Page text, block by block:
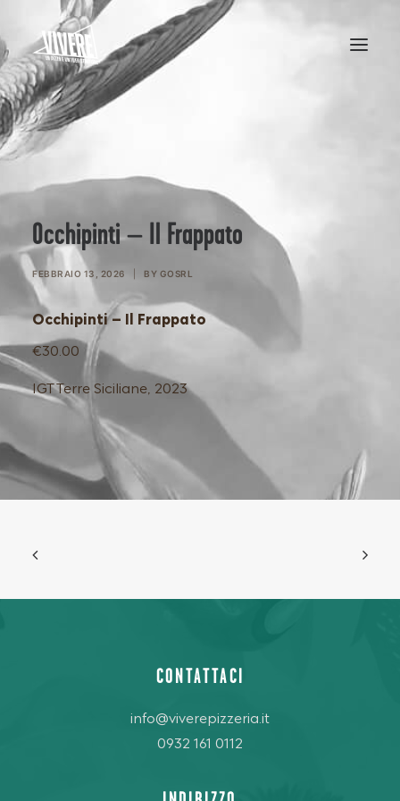
HOME
MENU
Occhipinti – Il Frappato
FEBBRAIO 13, 2026 BY GOSRL
Occhipinti – Il Frappato
€30.00
IGT Terre Siciliane, 2023
CONTATTACI
info@viverepizzeria.it
0932 161 0112